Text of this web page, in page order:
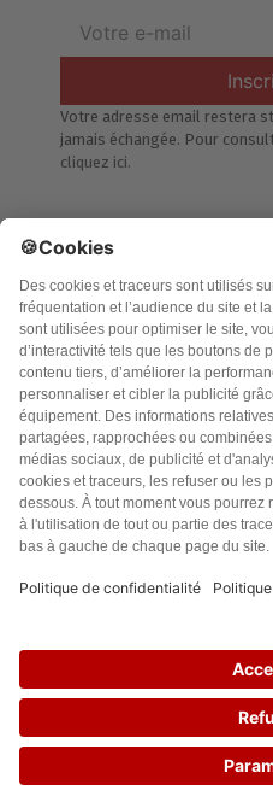
Votre adresse email restera
jamais échangée. Pour
cliquez ici.
Politique de
Charte